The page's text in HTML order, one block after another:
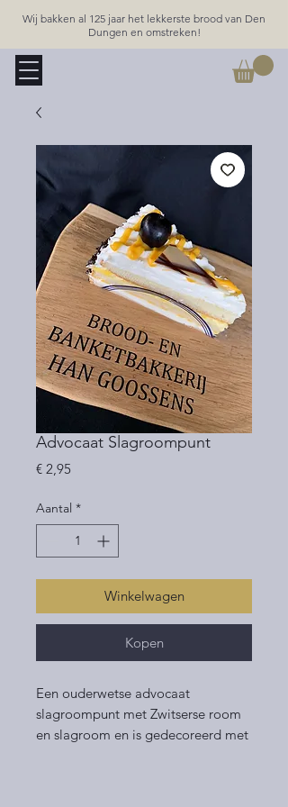
Wij bakken al 125 jaar het lekkerste brood van Den
Dungen en omstreken!
Advocaat Slagroompunt
€ 2,95Prijs
Aantal *
Winkelwagen
Kopen
Een ouderwetse advocaat
slagroompunt met Zwitserse room
en slagroom en is gedecoreerd met